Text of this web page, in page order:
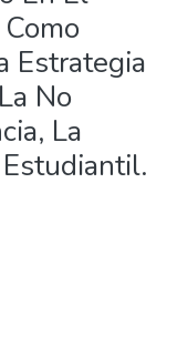
Estrategia
No
La